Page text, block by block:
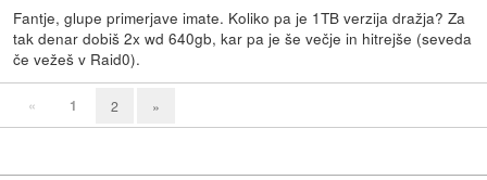
Fantje, glupe primerjave imate. Koliko pa je 1TB verzija dražja? Za
tak denar dobiš 2x wd 640gb, kar pa je še večje in hitrejše (seveda
če vežeš v Raid0).
« 1 2 »